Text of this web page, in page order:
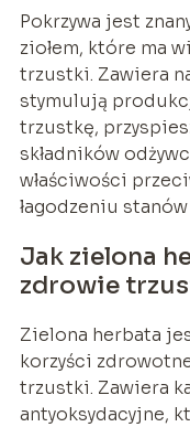
Pokrzywa jest
ziołem, które ma
trzustki. Zawiera
stymulują
trzustkę,
składników
właściwości
łagodzeniu
Jak zielona
zdrowie
Zielona herbata
korzyści
trzustki. Zawiera
antyoksydacyjne,